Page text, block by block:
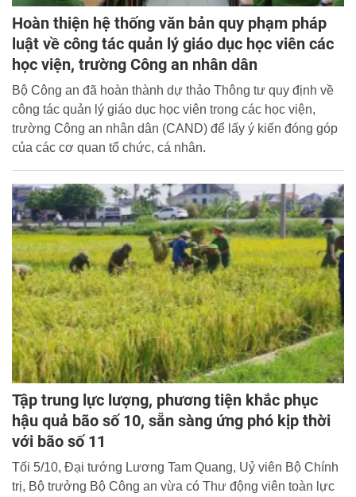
Hoàn thiện hệ thống văn bản quy phạm pháp
luật về công tác quản lý giáo dục học viên các
học viện, trường Công an nhân dân
Bộ Công an đã hoàn thành dự thảo Thông tư quy định về
công tác quản lý giáo dục học viên trong các học viện,
trường Công an nhân dân (CAND) để lấy ý kiến đóng góp
của các cơ quan tổ chức, cá nhân.
Tập trung lực lượng, phương tiện khắc phục
hậu quả bão số 10, sẵn sàng ứng phó kịp thời
với bão số 11
Tối 5/10, Đại tướng Lương Tam Quang, Uỷ viên Bộ Chính
trị, Bộ trưởng Bộ Công an vừa có Thư động viên toàn lực